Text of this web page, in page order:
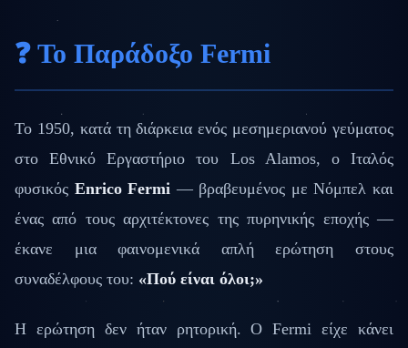
❓ Το Παράδοξο Fermi
Το 1950, κατά τη διάρκεια ενός μεσημεριανού γεύματος
στο Εθνικό Εργαστήριο του Los Alamos, ο Ιταλός
φυσικός Enrico Fermi — βραβευμένος με Νόμπελ και
ένας από τους αρχιτέκτονες της πυρηνικής εποχής —
έκανε μια φαινομενικά απλή ερώτηση στους
συναδέλφους του: «Πού είναι όλοι;»
Η ερώτηση δεν ήταν ρητορική. Ο Fermi είχε κάνει